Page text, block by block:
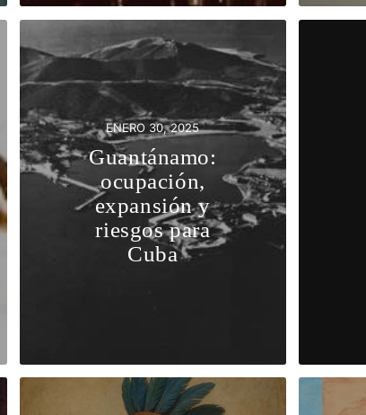
ENERO 30, 2025
Guantánamo:
ocupación,
expansión y
riesgos para
Cuba